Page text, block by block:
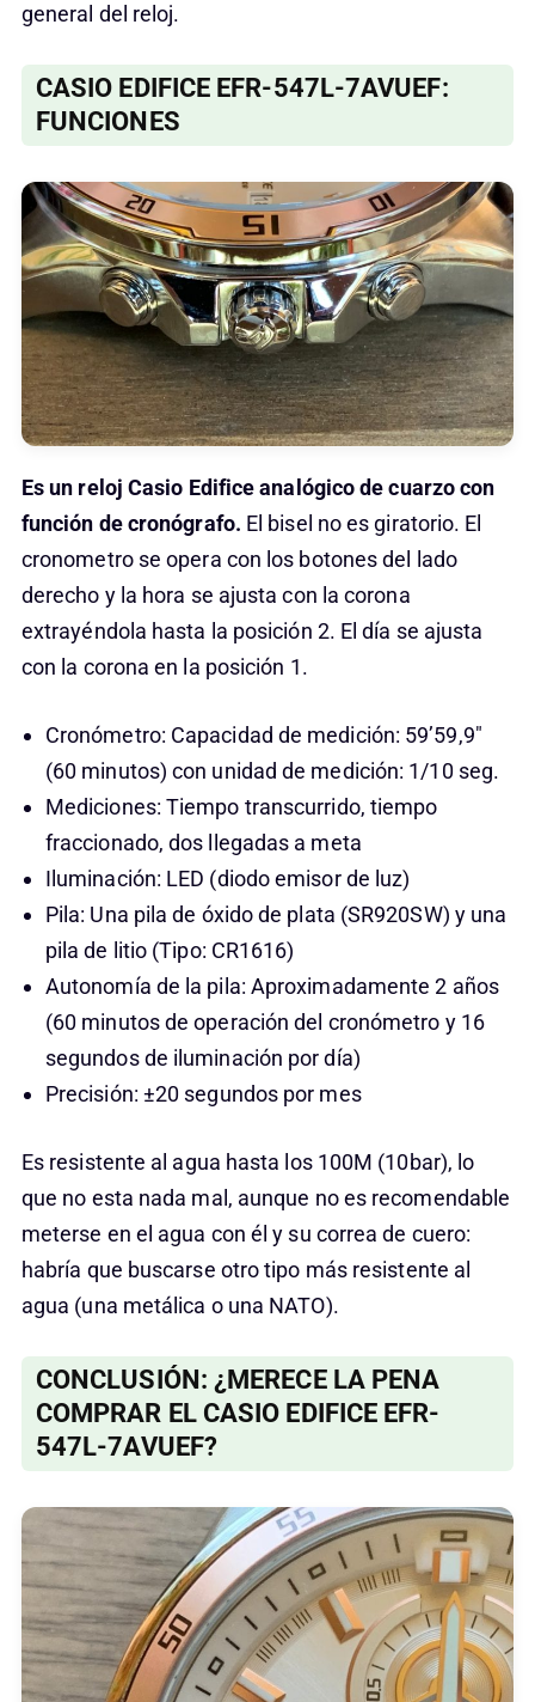
general del reloj.
CASIO EDIFICE EFR-547L-7AVUEF:
FUNCIONES
Es un reloj Casio Edifice analógico de cuarzo con
función de cronógrafo. El bisel no es giratorio. El
cronometro se opera con los botones del lado
derecho y la hora se ajusta con la corona
extrayéndola hasta la posición 2. El día se ajusta
con la corona en la posición 1.
Cronómetro: Capacidad de medición: 59’59,9″
(60 minutos) con unidad de medición: 1/10 seg.
Mediciones: Tiempo transcurrido, tiempo
fraccionado, dos llegadas a meta
Iluminación: LED (diodo emisor de luz)
Pila: Una pila de óxido de plata (SR920SW) y una
pila de litio (Tipo: CR1616)
Autonomía de la pila: Aproximadamente 2 años
(60 minutos de operación del cronómetro y 16
segundos de iluminación por día)
Precisión: ±20 segundos por mes
Es resistente al agua hasta los 100M (10bar), lo
que no esta nada mal, aunque no es recomendable
meterse en el agua con él y su correa de cuero:
habría que buscarse otro tipo más resistente al
agua (una metálica o una NATO).
CONCLUSIÓN: ¿MERECE LA PENA
COMPRAR EL CASIO EDIFICE EFR-
547L-7AVUEF?